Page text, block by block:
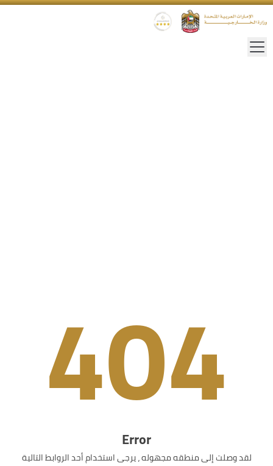
404
Error
لقد وصلت إلى منطقه مجهوله ، يرجى استخدام أحد الروابط التالية